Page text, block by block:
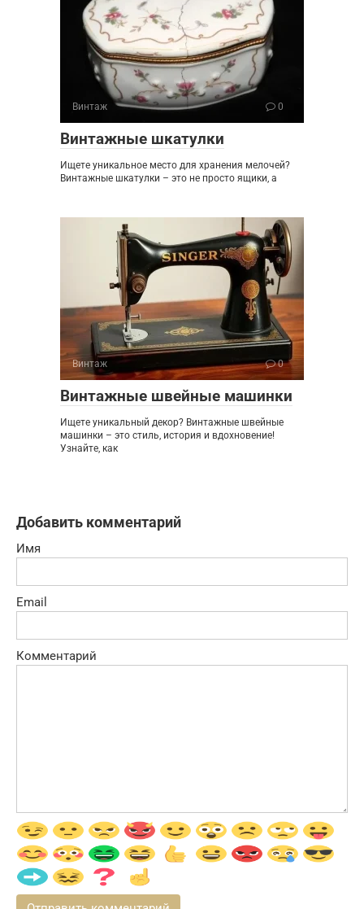
Винтаж 0
Винтажные шкатулки
Ищете уникальное место для хранения мелочей?
Винтажные шкатулки – это не просто ящики, а
Винтаж 0
Винтажные швейные машинки
Ищете уникальный декор? Винтажные швейные
машинки – это стиль, история и вдохновение!
Узнайте, как
Добавить комментарий
Имя
Email
Комментарий